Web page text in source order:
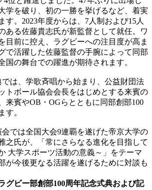
学を破り、初の一勝を挙げるなど、着実
す。2023年度からは、7人制および15人
ある佐藤貴志氏が新監督として就任。ワ
目前に控え、ラグビーへの注目度が高ま
で活躍した佐藤監督の手腕によって同部
国の舞台での躍進が期待されます。
は、学歌斉唱から始まり、公益財団法
トボール協会会長をはじめとする来賓の
来賓やOB・OGらとともに同部創部100
す。
では全国大会9連覇を遂げた帝京大学の
之氏が、「常にさらなる進化を目指して
大学スポーツ活動の意義～」をテーマ
が今後更なる活躍を遂げるために対談も
グビー部創部100周年記念式典および記